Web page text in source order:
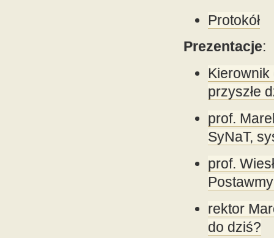
Protokół
Prezentacje:
Kierownik
przyszłe
prof.
SyNaT,
prof.
rektor
do dziś?